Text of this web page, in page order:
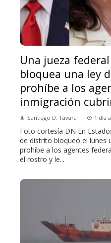
Una jueza federal
bloquea una ley
prohíbe a los
inmigración
Santiago D. Távara 1 día
Foto cortesía DN En
de distrito bloqueó el lunes
prohíbe a los agentes
el rostro y le...